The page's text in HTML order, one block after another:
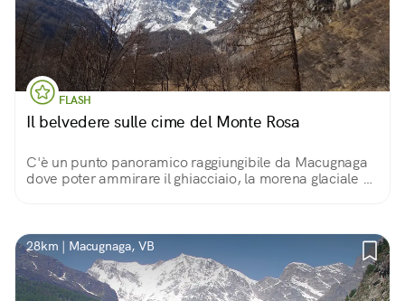
FLASH
Il belvedere sulle cime del Monte Rosa
C'è un punto panoramico raggiungibile da Macugnaga
dove poter ammirare il ghiacciaio, la morena glaciale e
28km | Macugnaga, VB